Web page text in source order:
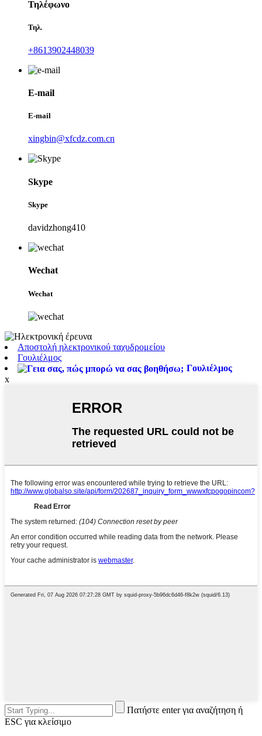
Τηλέφωνο
Τηλ.
+8613902448039
E-mail
E-mail
xingbin@xfcdz.com.cn
Skype
Skype
davidzhong410
Wechat
Wechat
Αποστολή ηλεκτρονικού ταχυδρομείου
Γουλιέλμος
Γουλιέλμος
x
Πατήστε enter για αναζήτηση ή
ESC για κλείσιμο